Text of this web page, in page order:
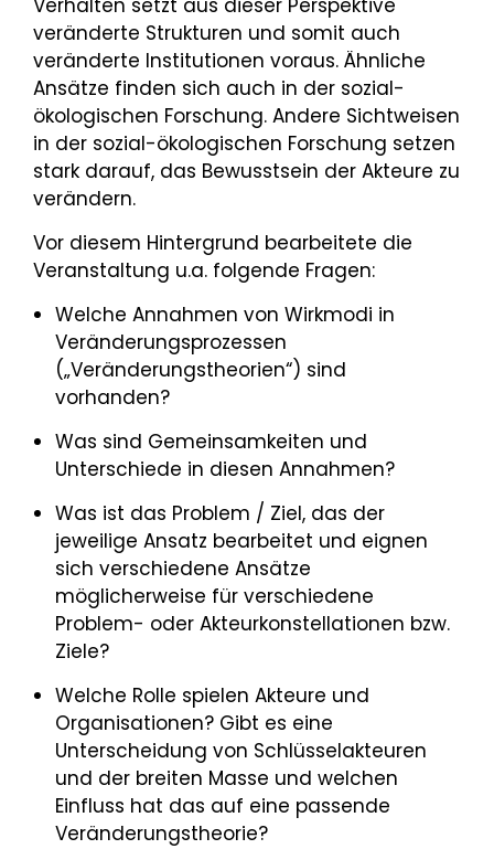
Verhalten setzt aus dieser Perspektive
veränderte Strukturen und somit auch
veränderte Institutionen voraus. Ähnliche
Ansätze finden sich auch in der sozial-
ökologischen Forschung. Andere Sichtweisen
in der sozial-ökologischen Forschung setzen
stark darauf, das Bewusstsein der Akteure zu
verändern.
Vor diesem Hintergrund bearbeitete die
Veranstaltung u.a. folgende Fragen:
Welche Annahmen von Wirkmodi in
Veränderungsprozessen
(„Veränderungstheorien“) sind
vorhanden?
Was sind Gemeinsamkeiten und
Unterschiede in diesen Annahmen?
Was ist das Problem / Ziel, das der
jeweilige Ansatz bearbeitet und eignen
sich verschiedene Ansätze
möglicherweise für verschiedene
Problem- oder Akteurkonstellationen bzw.
Ziele?
Welche Rolle spielen Akteure und
Organisationen? Gibt es eine
Unterscheidung von Schlüsselakteuren
und der breiten Masse und welchen
Einfluss hat das auf eine passende
Veränderungstheorie?